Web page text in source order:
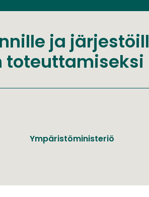
ja
toteuttamiseksi
Ympäristöministeriö